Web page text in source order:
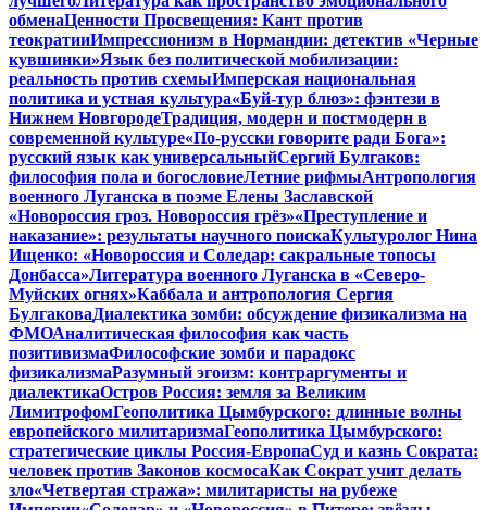
обменаЦенности Просвещения: Кант против
теократииИмпрессионизм в Нормандии: детектив «Черные
кувшинки»Язык без политической мобилизации:
реальность против схемыИмперская национальная
политика и устная культура«Буй-тур блюз»: фэнтези в
Нижнем НовгородеТрадиция, модерн и постмодерн в
современной культуре«По-русски говорите ради Бога»:
русский язык как универсальныйСергий Булгаков:
философия пола и богословиеЛетние рифмыАнтропология
военного Луганска в поэме Елены Заславской
«Новороссия гроз. Новороссия грёз»«Преступление и
наказание»: результаты научного поискаКультуролог Нина
Ищенко: «Новороссия и Соледар: сакральные топосы
Донбасса»Литература военного Луганска в «Северо-
Муйских огнях»Каббала и антропология Сергия
БулгаковаДиалектика зомби: обсуждение физикализма на
ФМОАналитическая философия как часть
позитивизмаФилософские зомби и парадокс
физикализмаРазумный эгоизм: контраргументы и
диалектикаОстров Россия: земля за Великим
ЛимитрофомГеополитика Цымбурского: длинные волны
европейского милитаризмаГеополитика Цымбурского:
стратегические циклы Россия-ЕвропаСуд и казнь Сократа:
человек против Законов космосаКак Сократ учит делать
зло«Четвертая стража»: милитаристы на рубеже